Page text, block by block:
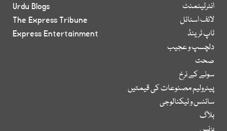
انٹرٹینمنٹ
لائف اسٹائل
ٹاپ ٹرینڈ
دلچسپ و عجیب
صحت
سونے کے نرخ
پیٹرولیم مصنوعات کی قیمتیں
سائنس و ٹیکنالوجی
بلاگ
Urdu Blogs
The Express Tribune
Express Entertainment